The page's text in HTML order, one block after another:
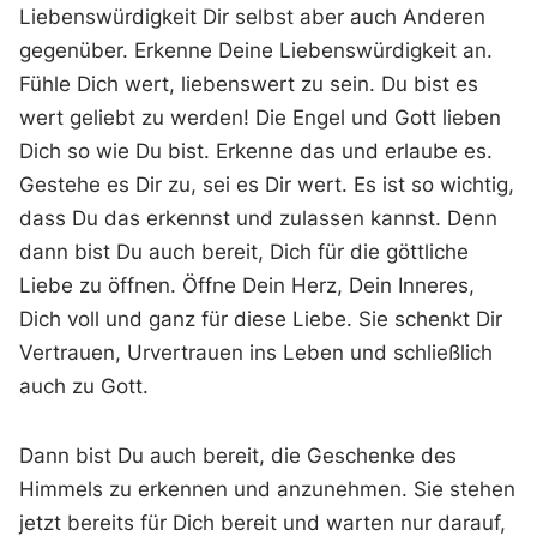
Liebenswürdigkeit Dir selbst aber auch Anderen
gegenüber. Erkenne Deine Liebenswürdigkeit an.
Fühle Dich wert, liebenswert zu sein. Du bist es
wert geliebt zu werden! Die Engel und Gott lieben
Dich so wie Du bist. Erkenne das und erlaube es.
Gestehe es Dir zu, sei es Dir wert. Es ist so wichtig,
dass Du das erkennst und zulassen kannst. Denn
dann bist Du auch bereit, Dich für die göttliche
Liebe zu öffnen. Öffne Dein Herz, Dein Inneres,
Dich voll und ganz für diese Liebe. Sie schenkt Dir
Vertrauen, Urvertrauen ins Leben und schließlich
auch zu Gott.
Dann bist Du auch bereit, die Geschenke des
Himmels zu erkennen und anzunehmen. Sie stehen
jetzt bereits für Dich bereit und warten nur darauf,